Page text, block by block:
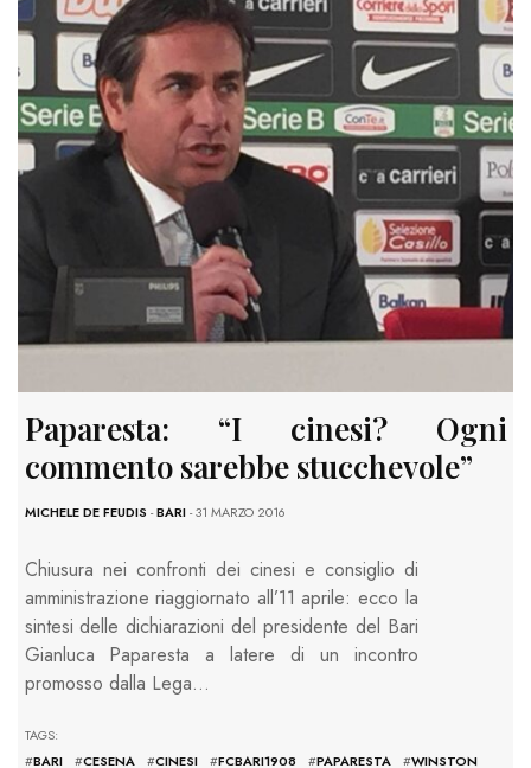
Paparesta: “I cinesi? Ogni
commento sarebbe stucchevole”
MICHELE DE FEUDIS -BARI- 31 MARZO 2016
Chiusura nei confronti dei cinesi e consiglio di
amministrazione riaggiornato all’11 aprile: ecco la
sintesi delle dichiarazioni del presidente del Bari
Gianluca Paparesta a latere di un incontro
promosso dalla Lega…
TAGS:
#BARI #CESENA #CINESI #FCBARI1908 #PAPARESTA #WINSTON